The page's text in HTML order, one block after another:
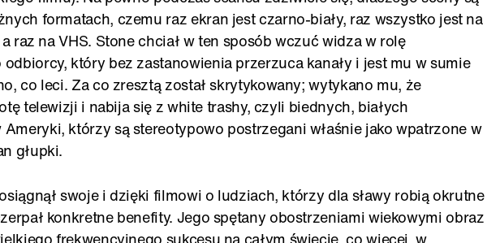
formatach, czemu raz ekran jest czarno-biały, raz wszystko jest na
raz na VHS. Stone chciał w ten sposób wczuć widza w rolę
który bez zastanowienia przerzuca kanały i jest mu w sumie
co leci. Za co zresztą został skrytykowany; wytykano mu, że
telewizji i nabija się z white trashy, czyli biednych, białych
którzy są stereotypowo postrzegani właśnie jako wpatrzone w
głupki.
swoje i dzięki filmowi o ludziach, którzy dla sławy robią okrutne
konkretne benefity. Jego spętany obostrzeniami wiekowymi obraz
frekwencyjnego sukcesu na całym świecie, co więcej, w